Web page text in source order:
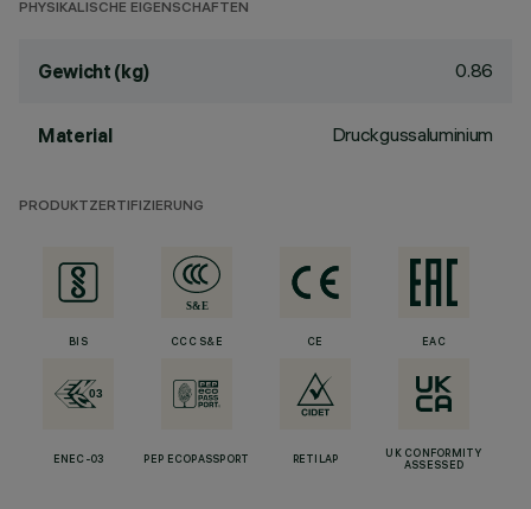
PHYSIKALISCHE EIGENSCHAFTEN
Gewicht (kg) 0.86
Material Druckgussaluminium
PRODUKTZERTIFIZIERUNG
BIS CCC S&E CE EAC
ENEC-03 PEP ECOPASSPORT RETILAP
UK CONFORMITY
ASSESSED